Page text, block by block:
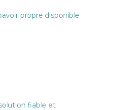
propre disponible
fiable et